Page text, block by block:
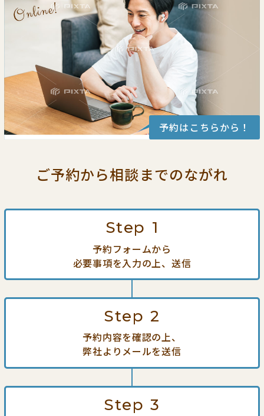
予約はこちらから！
ご予約から相談までのながれ
Step 1
予約フォームから
必要事項を入力の上、送信
Step 2
予約内容を確認の上、
弊社よりメールを送信
Step 3